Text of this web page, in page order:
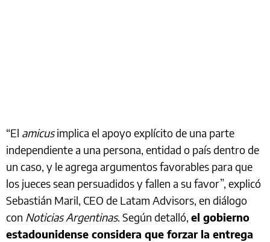
“El amicusimplica el apoyo explícito de una parte
independiente a una persona, entidad o país dentro de
un caso, y le agrega argumentos favorables para que
los jueces sean persuadidos y fallen a su favor”, explicó
Sebastián Maril, CEO de Latam Advisors, en diálogo
con Noticias Argentinas. Según detalló, el gobierno
estadounidense considera que forzar la entrega